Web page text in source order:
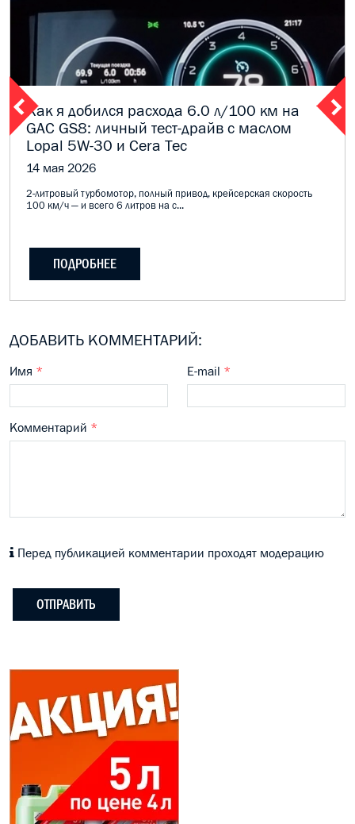
Как я добился расхода 6.0 л/100 км на
GAC GS8: личный тест-драйв с маслом
Lopal 5W-30 и Cera Tec
14 мая 2026
2-литровый турбомотор, полный привод, крейсерская скорость
100 км/ч — и всего 6 литров на с...
ПОДРОБНЕЕ
ДОБАВИТЬ КОММЕНТАРИЙ:
Имя * E-mail *
Комментарий *
Перед публикацией комментарии проходят модерацию
ОТПРАВИТЬ